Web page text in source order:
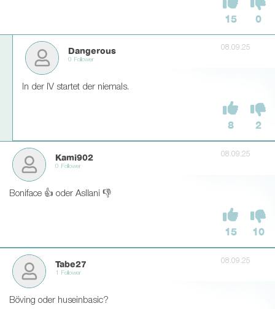
15 0
Dangerous
0 Follower
08.09.25
In der IV startet der niemals.
8 2
Kami902
0 Follower
08.09.25
Boniface 👍 oder Asllani 👎
15 10
Tabe27
1 Follower
08.09.25
Böving oder huseinbasic?